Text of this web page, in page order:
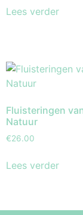
Lees verder
Fluisteringen
Natuur
€26.00
Lees verder